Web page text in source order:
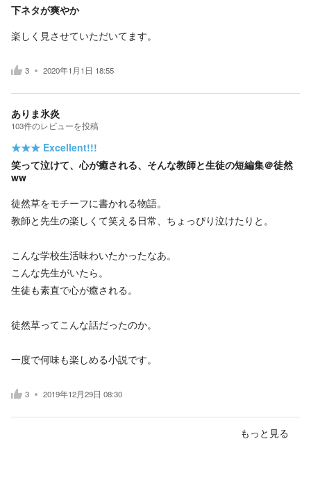
下ネタが爽やか
楽しく見させていただいてます。
3 2020年1月1日 18:55
ありま氷炎
103件のレビューを投稿
★★★ Excellent!!!
笑って泣けて、心が癒される、そんな教師と生徒の短編集＠徒然
ww
徒然草をモチーフに書かれる物語。
教師と先生の楽しくて笑える日常、ちょっぴり泣けたりと。
こんな学校生活味わいたかったなあ。
こんな先生がいたら。
生徒も素直で心が癒される。
徒然草ってこんな話だったのか。
一度で何味も楽しめる小説です。
3 2019年12月29日 08:30
もっと見る